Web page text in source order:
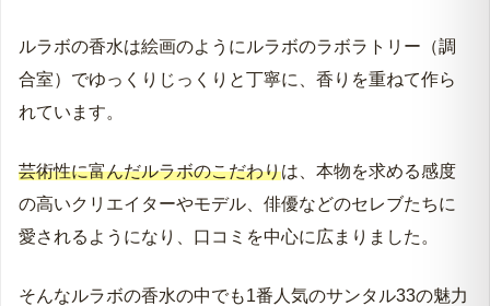
ルラボの香水は絵画のようにルラボのラボラトリー（調
合室）でゆっくりじっくりと丁寧に、香りを重ねて作ら
れています。
芸術性に富んだルラボのこだわりは、本物を求める感度
の高いクリエイターやモデル、俳優などのセレブたちに
愛されるようになり、口コミを中心に広まりました。
そんなルラボの香水の中でも1番人気のサンタル33の魅力